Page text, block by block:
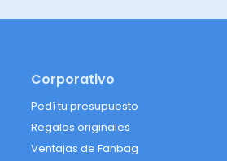
Corporativo
Pedí tu presupuesto
Regalos originales
Ventajas de Fanbag